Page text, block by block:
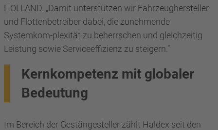
HOLLAND. „Damit unterstützen wir Fahrzeughersteller
und Flottenbetreiber dabei, die zunehmende
Systemkom-plexität zu beherrschen und gleichzeitig
Leistung sowie Serviceeffizienz zu steigern.“
Kernkompetenz mit globaler
Bedeutung
Im Bereich der Gestängesteller zählt Haldex seit den